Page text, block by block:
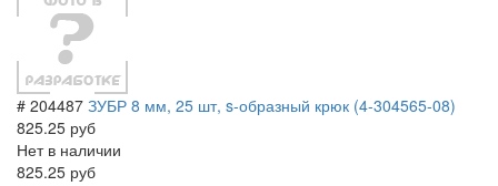
# 204487 ЗУБР 8 мм, 25 шт, s-образный крюк (4-304565-08)
825.25 руб
Нет в наличии
825.25 руб